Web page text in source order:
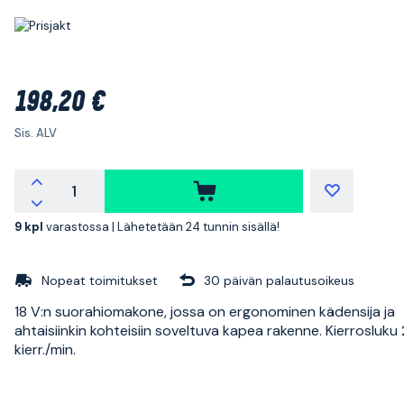
198,20 €
Sis. ALV
9 kpl varastossa | Lähetetään 24 tunnin sisällä!
Nopeat toimitukset 30 päivän palautusoikeus
18 V:n suorahiomakone, jossa on ergonominen kädensija ja
ahtaisiinkin kohteisiin soveltuva kapea rakenne.
kierr./min.